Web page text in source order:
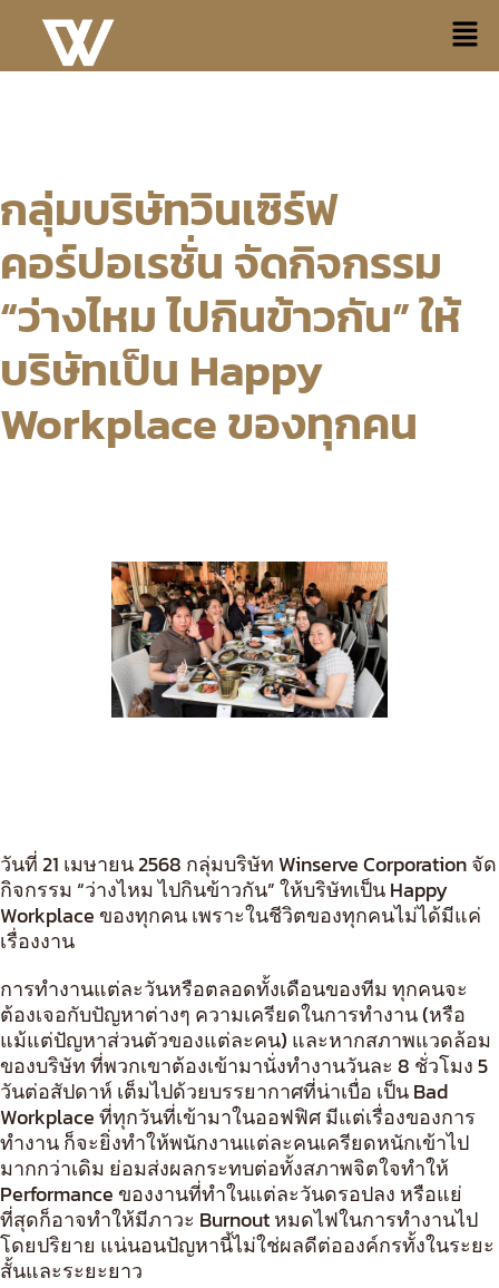
กลุ่มบริษัทวินเซิร์ฟ
คอร์ปอเรชั่น จัดกิจกรรม
“ว่างไหม ไปกินข้าวกัน” ให้
บริษัทเป็น Happy
Workplace ของทุกคน
วันที่ 21 เมษายน 2568 กลุ่มบริษัท Winserve Corporation จัด
กิจกรรม “ว่างไหม ไปกินข้าวกัน” ให้บริษัทเป็น Happy
Workplace ของทุกคน เพราะในชีวิตของทุกคนไม่ได้มีแค่
เรื่องงาน
การทำงานแต่ละวันหรือตลอดทั้งเดือนของทีม ทุกคนจะ
ต้องเจอกับปัญหาต่างๆ ความเครียดในการทำงาน (หรือ
แม้แต่ปัญหาส่วนตัวของแต่ละคน) และหากสภาพแวดล้อม
ของบริษัท ที่พวกเขาต้องเข้ามานั่งทำงานวันละ 8 ชั่วโมง 5
วันต่อสัปดาห์ เต็มไปด้วยบรรยากาศที่น่าเบื่อ เป็น Bad
Workplace ที่ทุกวันที่เข้ามาในออฟฟิศ มีแต่เรื่องของการ
ทำงาน ก็จะยิ่งทำให้พนักงานแต่ละคนเครียดหนักเข้าไป
มากกว่าเดิม ย่อมส่งผลกระทบต่อทั้งสภาพจิตใจทำให้
Performance ของงานที่ทำในแต่ละวันดรอปลง หรือแย่
ที่สุดก็อาจทำให้มีภาวะ Burnout หมดไฟในการทำงานไป
โดยปริยาย แน่นอนปัญหานี้ไม่ใช่ผลดีต่อองค์กรทั้งในระยะ
สั้นและระยะยาว